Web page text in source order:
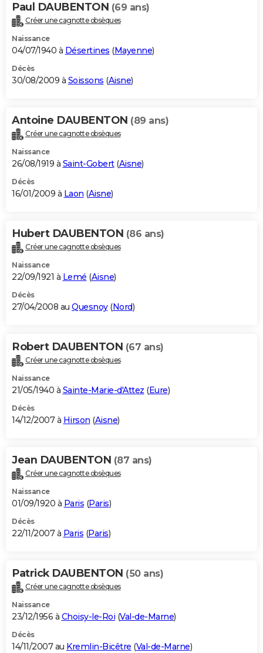
Paul DAUBENTON (69 ans)
Créer une cagnotte obsèques
Naissance
04/07/1940 à Désertines (Mayenne)
Décès
30/08/2009 à Soissons (Aisne)
Antoine DAUBENTON (89 ans)
Créer une cagnotte obsèques
Naissance
26/08/1919 à Saint-Gobert(Aisne)
Décès
16/01/2009 à Laon (Aisne)
Hubert DAUBENTON (86 ans)
Créer une cagnotte obsèques
Naissance
22/09/1921 à Lemé (Aisne)
Décès
27/04/2008 au Quesnoy(Nord)
Robert DAUBENTON (67 ans)
Créer une cagnotte obsèques
Naissance
21/05/1940 à Sainte-Marie-d'Attez (Eure)
Décès
14/12/2007 à Hirson (Aisne)
Jean DAUBENTON (87 ans)
Créer une cagnotte obsèques
Naissance
01/09/1920 à Paris (Paris)
Décès
22/11/2007 à Paris (Paris)
Patrick DAUBENTON (50 ans)
Créer une cagnotte obsèques
Naissance
23/12/1956 à Choisy-le-Roi (Val-de-Marne)
Décès
14/11/2007 au Kremlin-Bicêtre (Val-de-Marne)